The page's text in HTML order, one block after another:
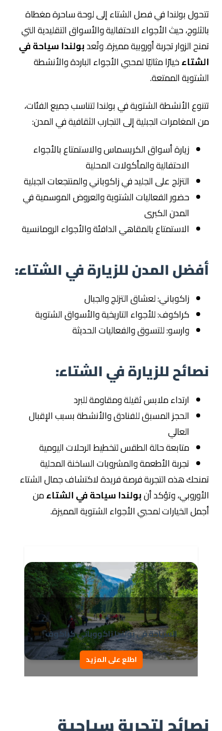
تتحول بولندا في فصل الشتاء إلى لوحة ساحرة مغطاة
بالثلوج، حيث الأجواء الاحتفالية والأسواق التقليدية التي
تمنح الزوار تجربة أوروبية مميزة. وتُعدبولندا سياحة في
الشتاءخيارًا مثاليًا لمحبي الأجواء الباردة والأنشطة
الشتوية الممتعة.
تتنوع الأنشطة الشتوية في بولندا لتناسب جميع الفئات،
من المغامرات الجبلية إلى التجارب الثقافية في المدن:
زيارة أسواق الكريسماس والاستمتاع بالأجواء
الاحتفالية والمأكولات المحلية
التزلج على الجليد في زاكوباني والمنتجعات الجبلية
حضور الفعاليات الشتوية والعروض الموسمية في
المدن الكبرى
الاستمتاع بالمقاهي الدافئة والأجواء الرومانسية
أفضل المدن للزيارة في الشتاء:
زاكوباني: لعشاق التزلج والجبال
كراكوف: للأجواء التاريخية والأسواق الشتوية
وارسو: للتسوق والفعاليات الحديثة
نصائح للزيارة في الشتاء:
ارتداء ملابس ثقيلة ومقاومة للبرد
الحجز المسبق للفنادق والأنشطة بسبب الإقبال
العالي
متابعة حالة الطقس لتخطيط الرحلات اليومية
تجربة الأطعمة والمشروبات الساخنة المحلية
تمنحك هذه التجربة فرصة فريدة لاكتشاف جمال الشتاء
الأوروبي، وتؤكد أنبولندا سياحة في الشتاءمن
أجمل الخيارات لمحبي الأجواء الشتوية المميزة.
السياحة في بولندا زاكووباني كراكوف
اطلع على المزيد